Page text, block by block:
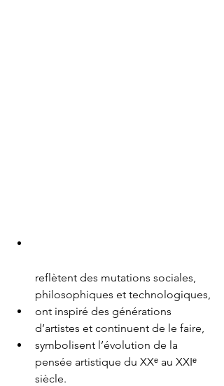
reflètent des mutations sociales,
philosophiques et technologiques,
ont inspiré des générations
d’artistes et continuent de le faire,
symbolisent l’évolution de la
pensée artistique du XXᵉ au XXIᵉ
siècle.